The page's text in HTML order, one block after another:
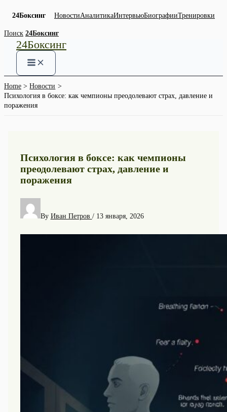
24Боксинг НовостиАналитикаИнтервьюБиографииТренировки
Skip
content
Поиск 24Боксинг
24Боксинг
Home
Новости
Психология в боксе: как чемпионы преодолевают страх, давление и
поражения
Психология в боксе: как чемпионы
преодолевают страх, давление и
поражения
By Иван Петров / 13 января, 2026